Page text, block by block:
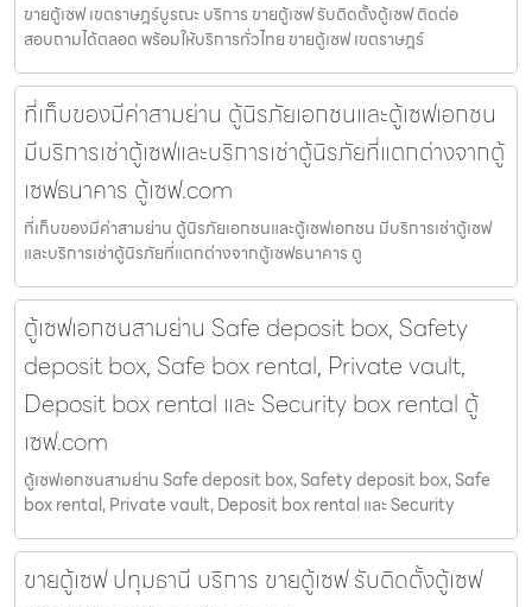
ขายตู้เซฟ เขตราษฎร์บูรณะ บริการ ขายตู้เซฟ รับติดตั้งตู้เซฟ ติดต่อ
สอบถามได้ตลอด พร้อมให้บริการทั่วไทย ขายตู้เซฟ เขตราษฎร์
ที่เก็บของมีค่าสามย่าน ตู้นิรภัยเอกชนและตู้เซฟเอกชน
มีบริการเช่าตู้เซฟและบริการเช่าตู้นิรภัยที่แตกต่างจากตู้
เซฟธนาคาร ตู้เซฟ.com
ที่เก็บของมีค่าสามย่าน ตู้นิรภัยเอกชนและตู้เซฟเอกชน มีบริการเช่าตู้เซฟ
และบริการเช่าตู้นิรภัยที่แตกต่างจากตู้เซฟธนาคาร ตู
ตู้เซฟเอกชนสามย่าน Safe deposit box, Safety
deposit box, Safe box rental, Private vault,
Deposit box rental และ Security box rental ตู้
เซฟ.com
ตู้เซฟเอกชนสามย่าน Safe deposit box, Safety deposit box, Safe
box rental, Private vault, Deposit box rental และ Security
ขายตู้เซฟ ปทุมธานี บริการ ขายตู้เซฟ รับติดตั้งตู้เซฟ